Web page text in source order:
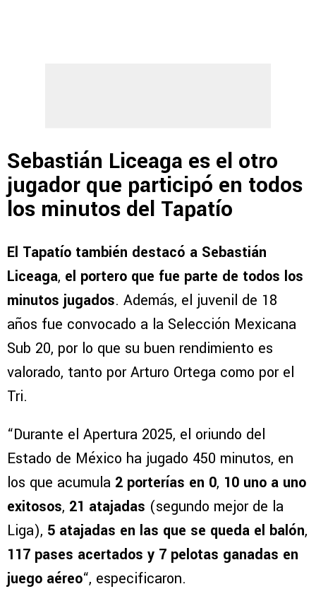
Sebastián Liceaga es el otro
jugador que participó en todos
los minutos del Tapatío
El Tapatío también destacó a Sebastián
Liceaga, el portero que fue parte de todos los
minutos jugados. Además, el juvenil de 18
años fue convocado a la Selección Mexicana
Sub 20, por lo que su buen rendimiento es
valorado, tanto por Arturo Ortega como por el
Tri.
“Durante el Apertura 2025, el oriundo del
Estado de México ha jugado 450 minutos, en
los que acumula 2 porterías en 0, 10 uno a uno
exitosos, 21 atajadas (segundo mejor de la
Liga), 5 atajadas en las que se queda el balón,
117 pases acertados y 7 pelotas ganadas en
juego aéreo“, especificaron.